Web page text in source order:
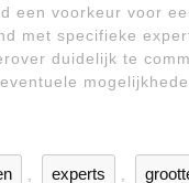
een voorkeur voor
met specifieke
duidelijk te
experts